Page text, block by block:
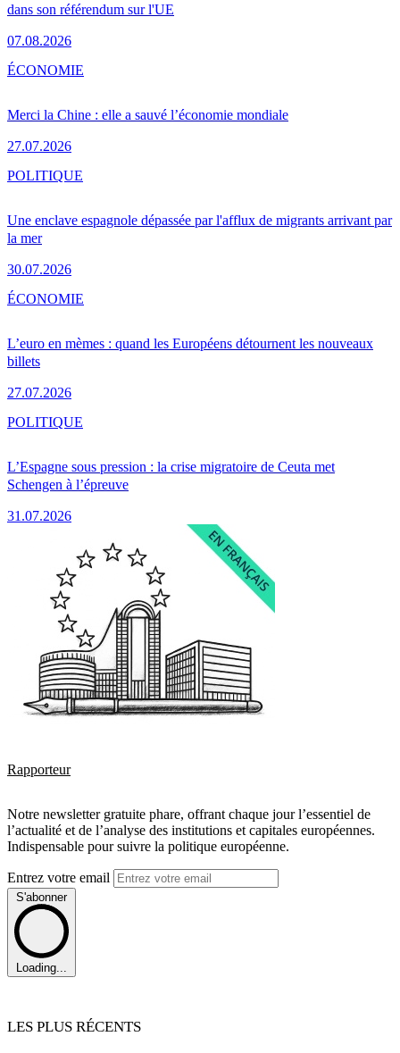
dans son référendum sur l'UE
07.08.2026
Merci la Chine : elle a sauvé l’économie mondiale
27.07.2026
ÉCONOMIE
Une enclave espagnole dépassée par l'afflux de migrants arrivant par
la mer
30.07.2026
POLITIQUE
L’euro en mèmes : quand les Européens détournent les nouveaux
billets
27.07.2026
ÉCONOMIE
L’Espagne sous pression : la crise migratoire de Ceuta met
Schengen à l’épreuve
31.07.2026
POLITIQUE
Rapporteur
Notre newsletter gratuite phare, offrant chaque jour l’essentiel de
l’actualité et de l’analyse des institutions et capitales européennes.
Indispensable pour suivre la politique européenne.
Entrez votre email
S'abonner
Loading...
LES PLUS RÉCENTS